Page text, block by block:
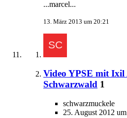
...marcel...
13. März 2013 um 20:21
Video YPSE mit
Schwarzwald 1
schwarzmuckele
25. August 2012